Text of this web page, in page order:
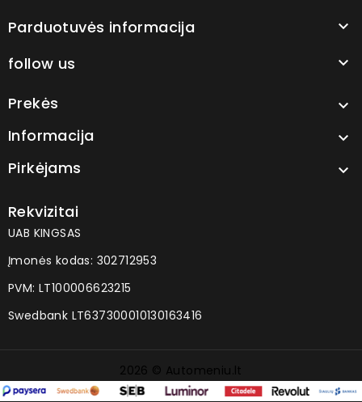
Parduotuvės informacija 
follow us 
Prekės 
Informacija 
Pirkėjams 
Rekvizitai
UAB KINGSAS
Įmonės kodas: 302712953
PVM: LT100006623215
Swedbank LT637300010130163416
2026 © Automeniu.lt